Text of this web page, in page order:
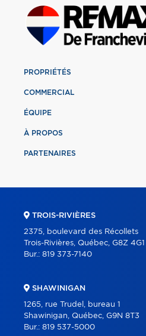
PROPRIÉTÉS
COMMERCIAL
ÉQUIPE
À PROPOS
PARTENAIRES
TROIS-RIVIÈRES
2375, boulevard des Récollets
Trois-Rivières, Québec, G8Z 4G1
Bur.: 819 373-7140
SHAWINIGAN
1265, rue Trudel, bureau 1
Shawinigan, Québec, G9N 8T3
Bur.: 819 537-5000